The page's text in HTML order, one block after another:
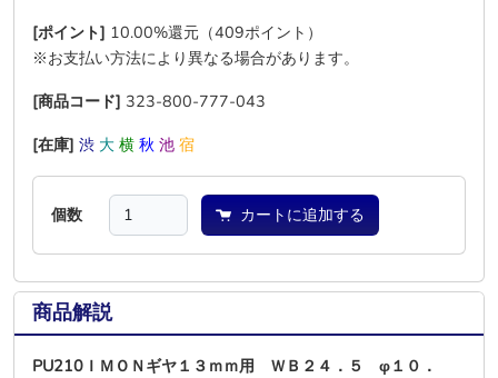
[ポイント] 10.00%還元（409ポイント）
※お支払い方法により異なる場合があります。
[商品コード] 323-800-777-043
[在庫] 渋 大 横 秋 池 宿
個数 カートに追加する
商品解説
PU210ＩＭＯＮギヤ１３ｍｍ用 ＷＢ２４．５ φ１０．